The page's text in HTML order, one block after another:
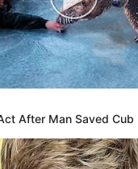
After Man Saved Cub